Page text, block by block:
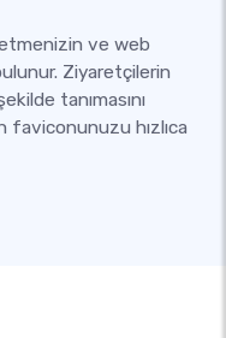
ve web
Ziyaretçilerin
tanımasını
faviconunuzu hızlıca